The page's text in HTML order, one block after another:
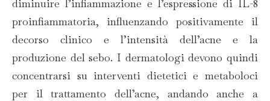
diminuire l’infiammazione e l’espressione di IL-8
proinfiammatoria, influenzando positivamente il
decorso clinico e l’intensità dell’acne e la
produzione del sebo. I dermatologi devono quindi
concentrarsi su interventi dietetici e metaboloci
per il trattamento dell’acne, andando anche a